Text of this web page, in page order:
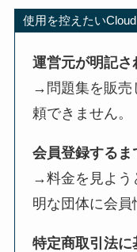
使用を控えたい
運営元が明記さ
→問題集を販売
頼できません。
会員登録するま
→料金を見よう
明な団体に会員
特定商取引法